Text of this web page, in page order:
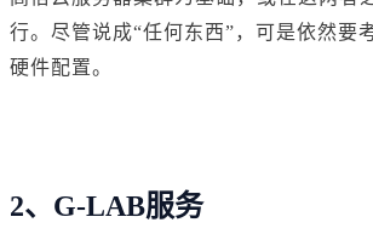
行。尽管说成“任何东西”，可是依然要
硬件配置。
2、G-LAB服务